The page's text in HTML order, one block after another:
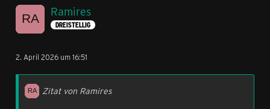
Ramires
DREISTELLIG
2. April 2026 um 16:51
Zitat von Ramires